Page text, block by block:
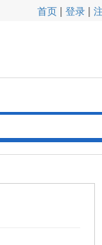
首页 | 登录 |